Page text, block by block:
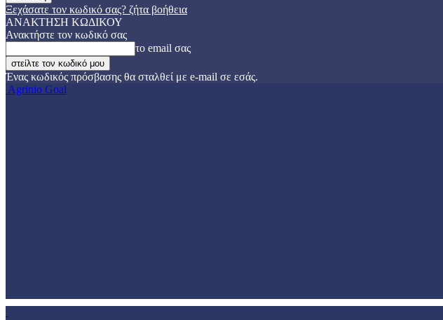
Ξεχάσατε τον κωδικό σας? ζήτα βοήθεια
ΑΝΑΚΤΗΣΗ ΚΩΔΙΚΟΥ
Ανακτήστε τον κωδικό σας
το email σας
Ένας κωδικός πρόσβασης θα σταλθεί με e-mail σε εσάς.
Agrinio Goal